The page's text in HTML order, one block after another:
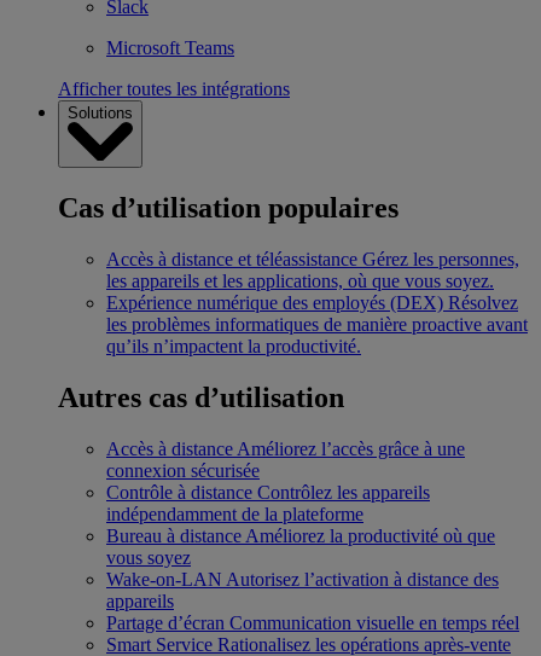
Slack
Microsoft Teams
Afficher toutes les intégrations
Solutions
Cas d’utilisation populaires
Accès à distance et téléassistance Gérez les personnes,
les appareils et les applications, où que vous soyez.
Expérience numérique des employés (DEX) Résolvez
les problèmes informatiques de manière proactive avant
qu’ils n’impactent la productivité.
Autres cas d’utilisation
Accès à distance Améliorez l’accès grâce à une
connexion sécurisée
Contrôle à distance Contrôlez les appareils
indépendamment de la plateforme
Bureau à distance Améliorez la productivité où que
vous soyez
Wake-on-LAN Autorisez l’activation à distance des
appareils
Partage d’écran Communication visuelle en temps réel
Smart Service Rationalisez les opérations après-vente